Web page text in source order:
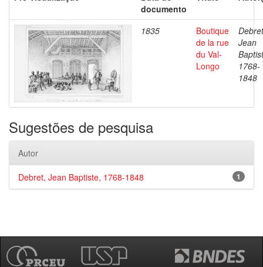
documento
1835
Boutique
de la rue
du Val-
Longo
Jean
1768-
1848
Sugestões de pesquisa
Autor
1
Debret, Jean Baptiste, 1768-1848